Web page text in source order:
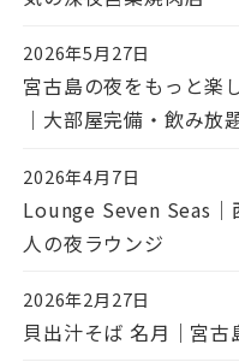
投稿日
2026年5月27日
宮古島の夜をもっと楽
｜大部屋完備・飲み放
投稿日
2026年4月7日
Lounge Seven Seas｜
人の夜ラウンジ
投稿日
2026年2月27日
貝出汁そば 名月｜宮